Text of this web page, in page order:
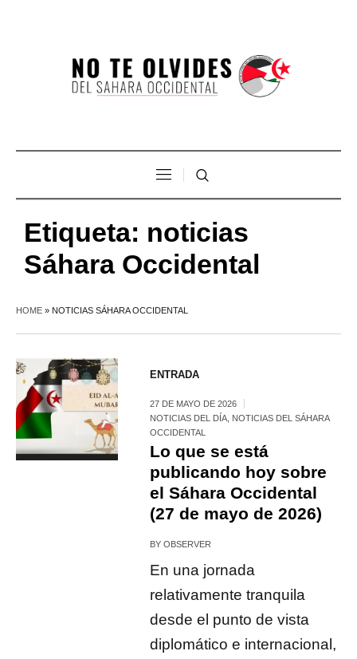
Etiqueta: noticias
Sáhara Occidental
HOME » NOTICIAS SÁHARA OCCIDENTAL
ENTRADA
27 DE MAYO DE 2026
NOTICIAS DEL DÍA NOTICIAS DEL SÁHARA
OCCIDENTAL
Lo que se está
publicando hoy sobre
el Sáhara Occidental
(27 de mayo de 2026)
BYOBSERVER
En una jornada
relativamente tranquila
desde el punto de vista
diplomático e internacional,